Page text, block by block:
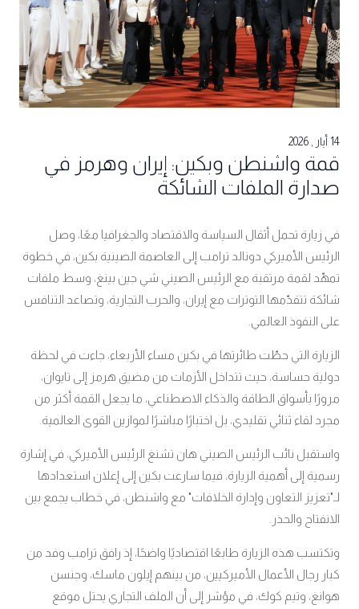
14 أيار , 2026
قمة واشنطن وبكين: إيران وهرمز في
صدارة الملفات الشائكة
في زيارة تحمل أثقال السياسة والاقتصاد والجغرافيا معًا، وصل
الرئيس الأميركي دونالد ترامب إلى العاصمة الصينية بكين، في خطوة
تمهّد لقمة مرتقبة مع الرئيس الصيني شي جين بينغ، وسط ملفات
شائكة تتقدّمها التوترات مع إيران، والحرب التجارية، وتصاعد التنافس
على النفوذ العالمي.
الزيارة التي حطّت طائرتها في بكين مساء الأربعاء، جاءت في لحظة
دولية حساسة، حيث تتداخل الأزمات من مضيق هرمز إلى تايوان،
مرورًا بأسواق الطاقة والذكاء الاصطناعي، ما يجعل القمة أكثر من
مجرد لقاء ثنائي تقليدي، بل اختبارًا مباشرًا لموازين القوى العالمية.
واستقبل نائب الرئيس الصيني هان تشنغ الرئيس الأميركي، في إشارة
رسمية إلى أهمية الزيارة، فيما سارعت بكين إلى إعلان استعدادها
لـ"تعزيز التعاون وإدارة الخلافات" مع واشنطن، في خطاب يجمع بين
الانفتاح والحذر.
وتكتسب هذه الزيارة طابعًا اقتصاديًا واضحًا، إذ رافق ترامب وفد من
كبار رجال الأعمال الأميركيين، من بينهم إيلون ماسك، وجنسن
هوانغ، وتيم كوك، في مؤشر إلى أن الملف التجاري يحتل موقع